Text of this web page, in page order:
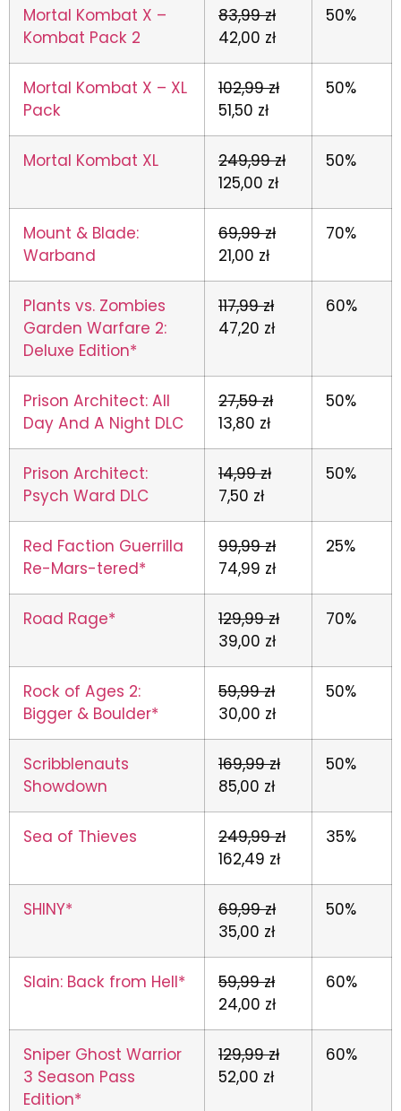
Mortal Kombat X –
Kombat Pack 2
83,99 zł
42,00 zł
50%
Mortal Kombat X – XL
Pack
102,99 zł
51,50 zł
50%
Mortal Kombat XL
249,99 zł
125,00 zł
50%
Mount & Blade:
Warband
69,99 zł
21,00 zł
70%
Plants vs. Zombies
Garden Warfare 2:
Deluxe Edition*
117,99 zł
47,20 zł
60%
Prison Architect: All
Day And A Night DLC
27,59 zł
13,80 zł
50%
Prison Architect:
Psych Ward DLC
14,99 zł
7,50 zł
50%
Red Faction Guerrilla
Re-Mars-tered*
99,99 zł
74,99 zł
25%
Road Rage*
129,99 zł
39,00 zł
70%
Rock of Ages 2:
Bigger & Boulder*
59,99 zł
30,00 zł
50%
Scribblenauts
Showdown
169,99 zł
85,00 zł
50%
Sea of Thieves
249,99 zł
162,49 zł
35%
SHINY*
69,99 zł
35,00 zł
50%
Slain: Back from Hell*
59,99 zł
24,00 zł
60%
Sniper Ghost Warrior
3 Season Pass
Edition*
129,99 zł
52,00 zł
60%